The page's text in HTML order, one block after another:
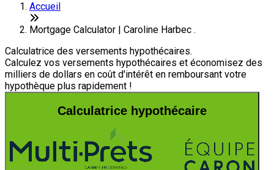
Accueil
Mortgage Calculator | Caroline Harbec .
Calculatrice des versements hypothécaires.
Calculez vos versements hypothécaires et économisez des
milliers de dollars en coût d'intérêt en remboursant votre
hypothèque plus rapidement !
Calculatrice hypothécaire